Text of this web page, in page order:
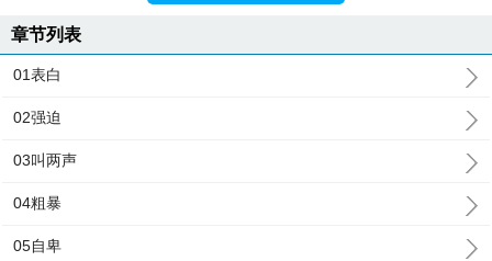
章节列表
01表白
02强迫
03叫两声
04粗暴
05自卑